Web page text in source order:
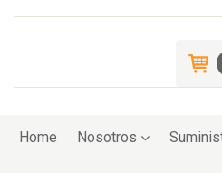
toHome Nosotros